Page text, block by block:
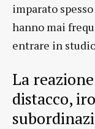
imparato
hanno mai
entrare in
La
distacco,